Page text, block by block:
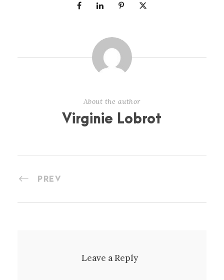
About the author
Virginie Lobrot
PREV
Leave a Reply